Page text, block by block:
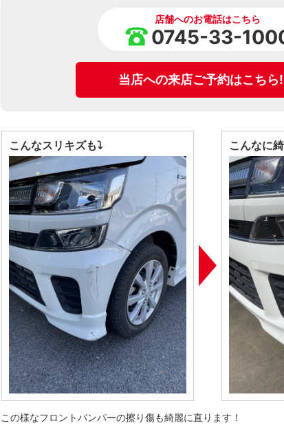
店舗へのお電話はこちら
0745-33-
当店への来店ご予約はこちら!
こんなスリキズも⤵ こんなに
この様なフロントバンパーの擦り傷も綺麗に直ります！